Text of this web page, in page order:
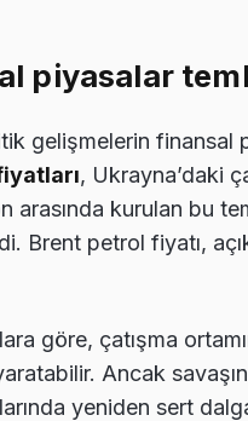
piyasalar
gelişmelerin finansal
, Ukrayna’daki
arasında kurulan bu
Brent petrol fiyatı,
göre, çatışma
Ancak
yeniden sert